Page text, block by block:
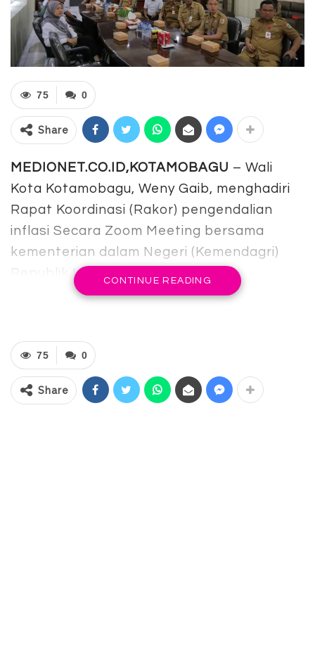
0
75
Share
MEDIONET.CO.ID,KOTAMOBAGU – Wali
Kota Kotamobagu, Weny Gaib, menghadiri
Rapat Koordinasi (Rakor) pengendalian
inflasi Secara Zoom Meeting bersama
kementerian dalam Negeri (Kemendagri)
Republik Indonesia.
(Forkopimda) dan Tim Pengendalian Inflasi
Daerah (TPID) Kota Kotamobagu yang
dipimpin oleh Sekretaris Daerah, Adnan
CONTINUE READING
0
75
Share